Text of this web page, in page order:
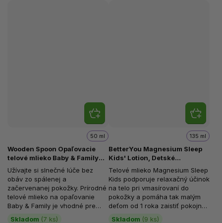
Wooden Spoon Opaľovacie
telové mlieko Baby & Family
SPF 50, Neviditeľný zinok,
Pumpa, 50 ml
Skladom (7 ks)
50 ml
Užívajte si slnečné lúče bez
obáv zo spálenej a
začervenanej pokožky. Prírodné
telové mlieko na opaľovanie
Baby & Family je vhodné pre
bábätká 0+, deti i dospelých....
BetterYou Magnesium Sleep
Kids' Lotion, Detské
magnéziové telové mlieko -
spánok, 135 ml
Skladom (9 ks)
135 ml
Telové mlieko Magnesium Sleep
Kids podporuje relaxačný účinok
na telo pri vmasírovaní do
pokožky a pomáha tak malým
deťom od 1 roka zaistiť pokojný
spánok. Špeciálne vybrané...